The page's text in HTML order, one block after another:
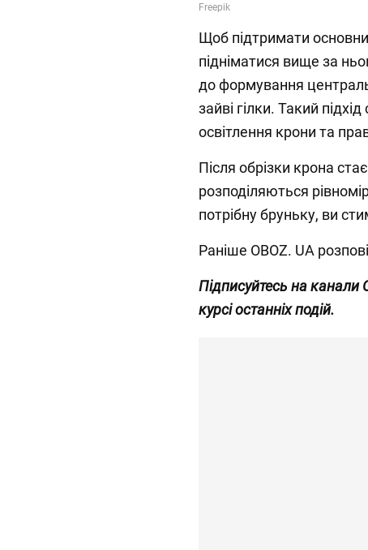
Щоб підтримати
підніматися вище за
до формування
зайві гілки. Такий
освітлення крони та
Після обрізки крона
розподіляються
потрібну бруньку, ви
Раніше OBOZ. UA
Підписуйтесь на канали
курсі останніх подій.